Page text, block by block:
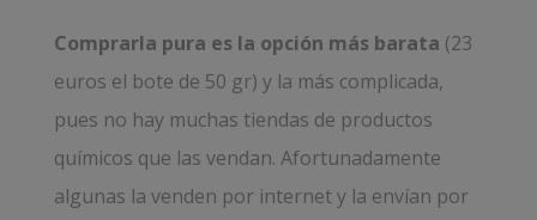
Comprarla pura es la opción más barata (23
euros el bote de 50 gr) y la más complicada,
pues no hay muchas tiendas de productos
químicos que las vendan. Afortunadamente
algunas la venden por internet y la envían por